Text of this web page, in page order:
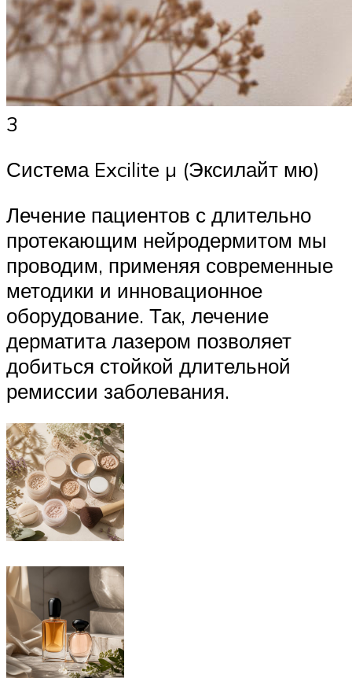
3
Система Excilite µ (Эксилайт мю)
Лечение пациентов с длительно
протекающим нейродермитом мы
проводим, применяя современные
методики и инновационное
оборудование. Так, лечение
дерматита лазером позволяет
добиться стойкой длительной
ремиссии заболевания.